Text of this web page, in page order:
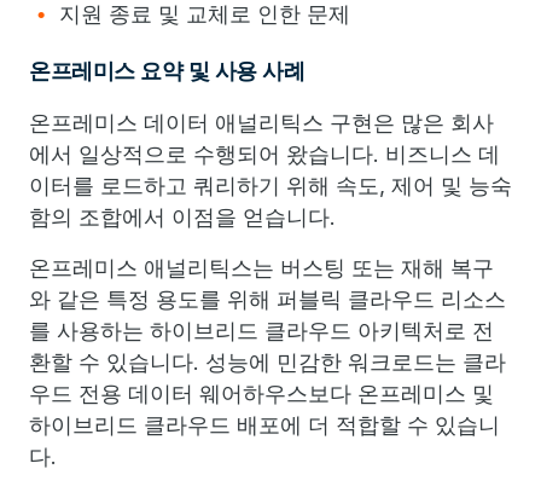
지원 종료 및 교체로 인한 문제
온프레미스 요약 및 사용 사례
온프레미스 데이터 애널리틱스 구현은 많은 회사
에서 일상적으로 수행되어 왔습니다. 비즈니스 데
이터를 로드하고 쿼리하기 위해 속도, 제어 및 능숙
함의 조합에서 이점을 얻습니다.
온프레미스 애널리틱스는 버스팅 또는 재해 복구
와 같은 특정 용도를 위해 퍼블릭 클라우드 리소스
를 사용하는 하이브리드 클라우드 아키텍처로 전
환할 수 있습니다. 성능에 민감한 워크로드는 클라
우드 전용 데이터 웨어하우스보다 온프레미스 및
하이브리드 클라우드 배포에 더 적합할 수 있습니
다.